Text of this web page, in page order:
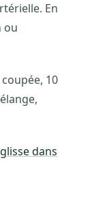
En
ou
10
dans